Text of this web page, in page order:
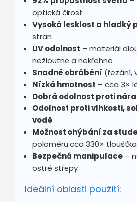
optická čirost
Vysoká lesklost a hladký
stran
UV odolnost – materiál
nežloutne a nekřehne
Snadné obrábění (řezání,
Nízká hmotnost – cca 3×
Dobrá odolnost proti
Odolnost proti vlhkosti,
vodě
Možnost ohýbání za
poloměru cca 330×
Bezpečná manipulace –
ostré střepy
Ideální oblasti použití: